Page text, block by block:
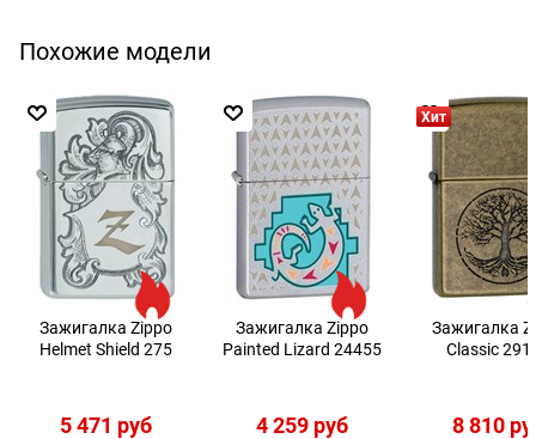
Похожие модели
Зажигалка Zippo
Helmet Shield 275
5 471 руб
Зажигалка Zippo
Painted Lizard 24455
4 259 руб
Хит
Зажигалка
Classic
8 810